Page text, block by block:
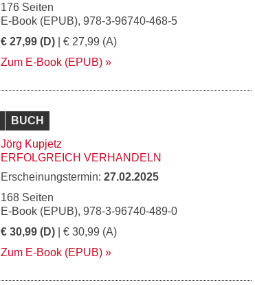
176 Seiten
E-Book (EPUB), 978-3-96740-468-5
€ 27,99 (D) | € 27,99 (A)
Zum E-Book (EPUB)
BUCH
Jörg Kupjetz
ERFOLGREICH VERHANDELN
Erscheinungstermin: 27.02.2025
168 Seiten
E-Book (EPUB), 978-3-96740-489-0
€ 30,99 (D) | € 30,99 (A)
Zum E-Book (EPUB)